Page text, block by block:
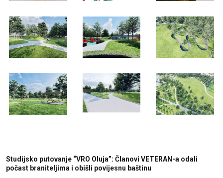
Studijsko putovanje “VRO Oluja”: Članovi VETERAN-a odali
počast braniteljima i obišli povijesnu baštinu